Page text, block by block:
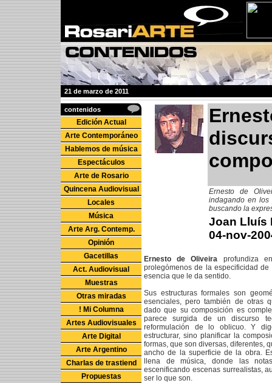
21 de marzo de 2011
contenidos
Edición Actual
Arte Contemporáneo
Hablemos de música
Espectáculos
Arte de Rosario
Quincena Audiovisual
Locales
Música
Arte Arg. Contemp.
Opinión
Gacetillas
Act. Audiovisual
Muestras
Otras miradas
! Mi Columna
Artes Audiovisuales
Arte Digital
Arte Argentino
Charlas de trastiend
Propuestas
Ernesto de
indagando en los
buscando la
Joan Lluís
04-nov-
Ernesto de Oliveira profundiza
prolegómenos de la especificidad
esencia que le da sentido.
Sus estructuras formales son
esenciales, pero también de otras
dado que su composición es
parece surgida de un discurso
reformulación de lo oblicuo. Y
estructurar, sino planificar la
formas, que son diversas, diferentes,
ancho de la superficie de la obra.
llena de música, donde las
escenificando escenas surrealistas,
ser lo que son.